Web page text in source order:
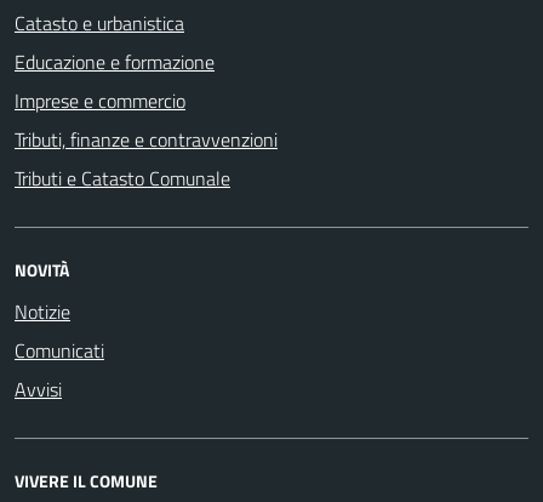
Catasto e urbanistica
Educazione e formazione
Imprese e commercio
Tributi, finanze e contravvenzioni
Tributi e Catasto Comunale
NOVITÀ
Notizie
Comunicati
Avvisi
VIVERE IL COMUNE